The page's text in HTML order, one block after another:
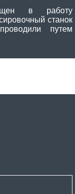
в работу
станок
путем